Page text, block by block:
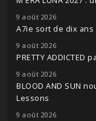
9 août 2026
A7ie sort de dix
9 août 2026
PRETTY ADDICTED
9 août 2026
BLOOD AND SUN
Lessons
9 août 2026